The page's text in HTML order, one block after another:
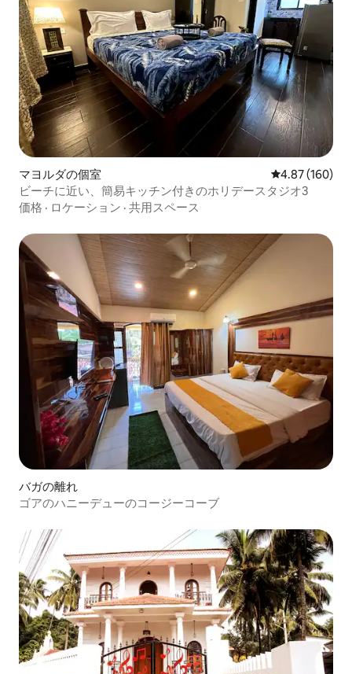
マヨルダの個室 レビュー160
4.87 (160)
ビーチに近い、簡易キッチン付きのホリデースタジオ3
価格 · ロケーション · 共用スペース
バガの離れ
ゴアのハニーデューのコージーコーブ